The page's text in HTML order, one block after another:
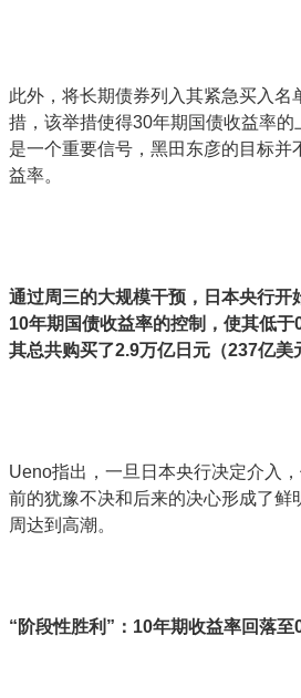
此外，将长期债券列入其紧急买入名
措，该举措使得30年期国债收益率
是一个重要信号，黑田东彦的目标并
益率。
通过周三的大规模干预，日本央行开
10年期国债收益率的控制，使其低于
其总共购买了2.9万亿日元（237亿美
Ueno指出，一旦日本央行决定介入
前的犹豫不决和后来的决心形成了鲜
周达到高潮。
“阶段性胜利”：10年期收益率回落至